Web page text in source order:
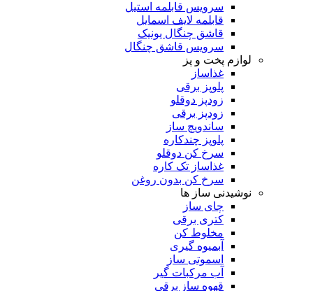
سرویس قابلمه استیل
قابلمه لایف اسمایل
قاشق چنگال یونیک
سرویس قاشق چنگال
لوازم پخت و پز
غذاساز
پلوپز برقی
زودپز دوقلو
زودپز برقی
ساندویچ ساز
پلوپز چندکاره
سرخ کن دوقلو
غذاساز تک کاره
سرخ کن بدون روغن
نوشیدنی ساز ها
چای ساز
کتری برقی
مخلوط کن
آبمیوه گیری
اسموتی ساز
آب مرکبات گیر
قهوه ساز برقی